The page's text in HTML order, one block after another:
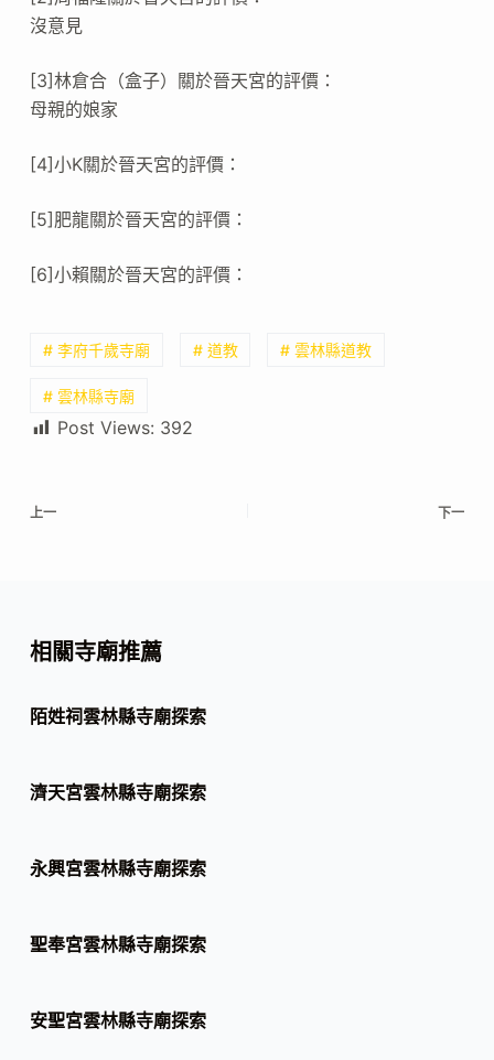
沒意見
[3]林倉合（盒子）關於晉天宮的評價：
母親的娘家
[4]小K關於晉天宮的評價：
[5]肥龍關於晉天宮的評價：
[6]小賴關於晉天宮的評價：
# 李府千歲寺廟 # 道教 # 雲林縣道教
# 雲林縣寺廟
Post Views: 392
上一 下一
相關寺廟推薦
陌姓祠雲林縣寺廟探索
濟天宮雲林縣寺廟探索
永興宮雲林縣寺廟探索
聖奉宮雲林縣寺廟探索
安聖宮雲林縣寺廟探索